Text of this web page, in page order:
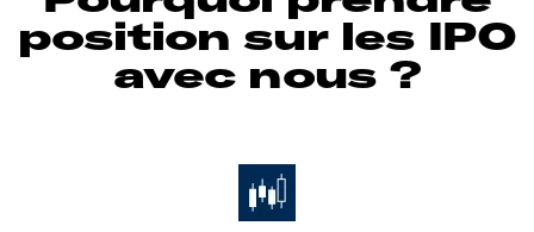
position sur les IPO
avec nous ?